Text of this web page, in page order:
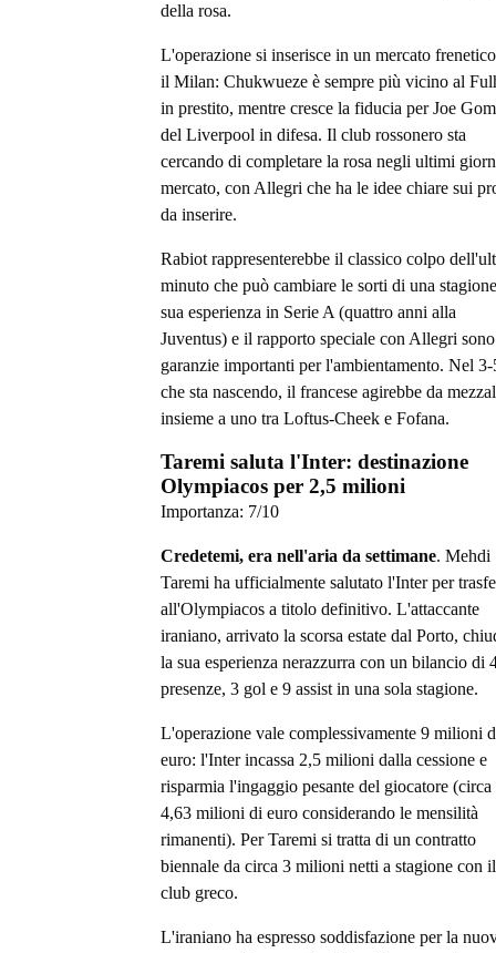
della rosa.
L'operazione si inserisce in un mercato
il Milan: Chukwueze è sempre più vicino al
in prestito, mentre cresce la fiducia per Joe
del Liverpool in difesa. Il club rossonero sta
cercando di completare la rosa negli ultimi
mercato, con Allegri che ha le idee chiare sui
da inserire.
Rabiot rappresenterebbe il classico colpo
minuto che può cambiare le sorti di una
sua esperienza in Serie A (quattro anni alla
Juventus) e il rapporto speciale con Allegri sono
garanzie importanti per l'ambientamento. Nel
che sta nascendo, il francese agirebbe da
insieme a uno tra Loftus-Cheek e Fofana.
Taremi saluta l'Inter: destinazione
Olympiacos per 2,5 milioni
Importanza: 7/10
Credetemi, era nell'aria da settimane. Mehdi
Taremi ha ufficialmente salutato l'Inter per
all'Olympiacos a titolo definitivo. L'attaccante
iraniano, arrivato la scorsa estate dal Porto,
la sua esperienza nerazzurra con un bilancio di
presenze, 3 gol e 9 assist in una sola stagione.
L'operazione vale complessivamente 9 milioni
euro: l'Inter incassa 2,5 milioni dalla cessione e
risparmia l'ingaggio pesante del giocatore (circa
4,63 milioni di euro considerando le mensilità
rimanenti). Per Taremi si tratta di un contratto
biennale da circa 3 milioni netti a stagione con il
club greco.
L'iraniano ha espresso soddisfazione per la